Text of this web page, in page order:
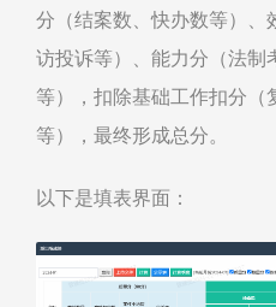
分（结案数、快办数等）、
访投诉等）、能力分（法制
等），扣除基础工作扣分（
等），最终形成总分。
以下是填表界面：